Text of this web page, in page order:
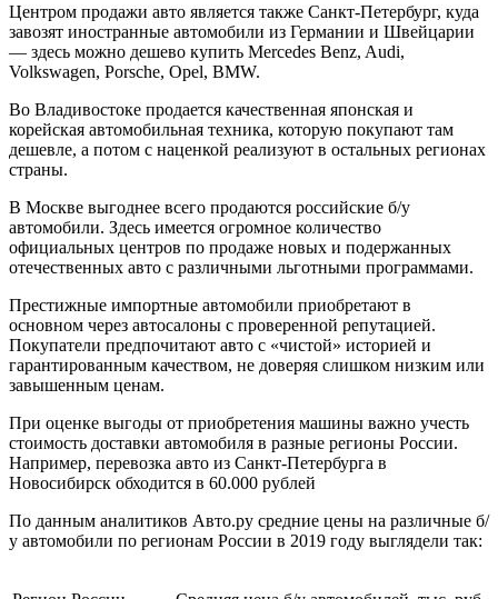
Центром продажи авто является также Санкт-Петербург, куда
завозят иностранные автомобили из Германии и Швейцарии
— здесь можно дешево купить Mercedes Benz, Audi,
Volkswagen, Porsche, Opel, BMW.
Во Владивостоке продается качественная японская и
корейская автомобильная техника, которую покупают там
дешевле, а потом с наценкой реализуют в остальных регионах
страны.
В Москве выгоднее всего продаются российские б/у
автомобили. Здесь имеется огромное количество
официальных центров по продаже новых и подержанных
отечественных авто с различными льготными программами.
Престижные импортные автомобили приобретают в
основном через автосалоны с проверенной репутацией.
Покупатели предпочитают авто с «чистой» историей и
гарантированным качеством, не доверяя слишком низким или
завышенным ценам.
При оценке выгоды от приобретения машины важно учесть
стоимость доставки автомобиля в разные регионы России.
Например, перевозка авто из Санкт-Петербурга в
Новосибирск обходится в 60.000 рублей
По данным аналитиков Авто.ру средние цены на различные б/
у автомобили по регионам России в 2019 году выглядели так: